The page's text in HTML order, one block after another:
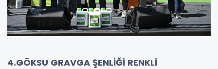
4.GÖKSU GRAVGA ŞENLİĞİ RENKLİ